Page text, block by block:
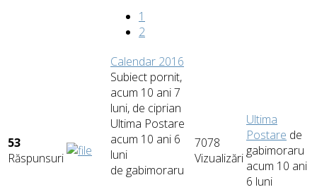
1
2
53
Răspunsuri
Calendar 2016
Subiect pornit,
acum 10 ani 7
luni, de ciprian
Ultima Postare
acum 10 ani 6
luni
de gabimoraru
7078
Vizualizări
Ultima
Postare de
gabimoraru
acum 10 ani
6 luni